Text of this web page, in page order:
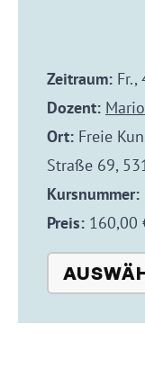
Zeitraum: Fr.,
Dozent:
Ort: Freie
Straße 69,
Kursnummer:
Preis: 160,00